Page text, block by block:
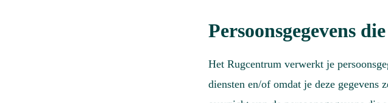
Persoonsgegevens
Het Rugcentrum verwerkt je
diensten en/of omdat je deze gegevens